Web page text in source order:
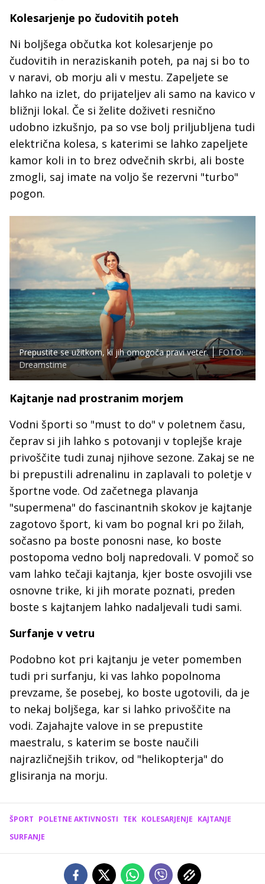
Kolesarjenje po čudovitih poteh
Ni boljšega občutka kot kolesarjenje po
čudovitih in neraziskanih poteh, pa naj si bo to
v naravi, ob morju ali v mestu. Zapeljete se
lahko na izlet, do prijateljev ali samo na kavico v
bližnji lokal. Če si želite doživeti resnično
udobno izkušnjo, pa so vse bolj priljubljena tudi
električna kolesa, s katerimi se lahko zapeljete
kamor koli in to brez odvečnih skrbi, ali boste
zmogli, saj imate na voljo še rezervni "turbo"
pogon.
Prepustite se užitkom, ki jih omogoča pravi veter.
FOTO:
Dreamstime
Kajtanje nad prostranim morjem
Vodni športi so "must to do" v poletnem času,
čeprav si jih lahko s potovanji v toplejše kraje
privoščite tudi zunaj njihove sezone. Zakaj se ne
bi prepustili adrenalinu in zaplavali to poletje v
športne vode. Od začetnega plavanja
"supermena" do fascinantnih skokov je kajtanje
zagotovo šport, ki vam bo pognal kri po žilah,
sočasno pa boste ponosni nase, ko boste
postopoma vedno bolj napredovali. V pomoč so
vam lahko tečaji kajtanja, kjer boste osvojili vse
osnovne trike, ki jih morate poznati, preden
boste s kajtanjem lahko nadaljevali tudi sami.
Surfanje v vetru
Podobno kot pri kajtanju je veter pomemben
tudi pri surfanju, ki vas lahko popolnoma
prevzame, še posebej, ko boste ugotovili, da je
to nekaj boljšega, kar si lahko privoščite na
vodi. Zajahajte valove in se prepustite
maestralu, s katerim se boste naučili
najrazličnejših trikov, od "helikopterja" do
glisiranja na morju.
ŠPORT POLETNE AKTIVNOSTI TEK KOLESARJENJE KAJTANJE
SURFANJE